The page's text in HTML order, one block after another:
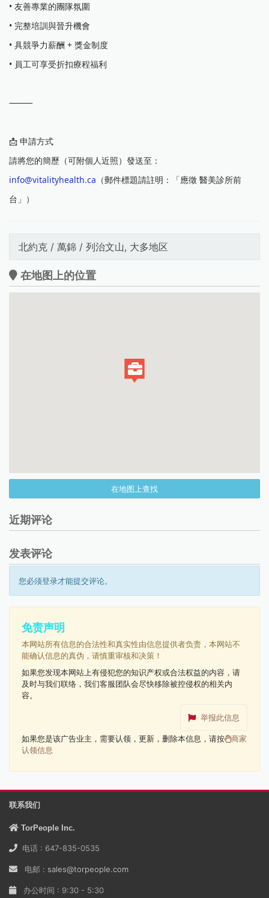
• 友善專業的團隊氛圍
• 完整培訓與晉升機會
• 具競爭力薪酬 + 獎金制度
• 員工可享受折扣療程福利
⸻
📩 申請方式
請將您的簡歷（可附個人近照）發送至：
info@vitalityhealth.ca （郵件標題請註明：「應徵 醫美診所前
台」）
北約克 / 萬錦 / 列治文山, 大多地区
在地图上的位置
在地图上查找
近期评论
发表评论
您必须登录才能提交评论。
免责声明
本网站所有信息的合法性和真实性由信息提供者负责，本网站不
能确认信息的真伪，请慎重审核和决策！
如果您发现本网站上有侵犯您的知识产权或合法权益的内容，请
及时与我们联络，我们客服团队会尽快移除被控侵权的相关内
容。
举报此信息
如果您是该广告业主，需要认领，更新，删除本信息，请按
商家
认领信息
联系我们
TorPeople Inc.
电话 : 647-835-0535
电邮 : sales@torpeople.com
办公时间 : 9:30 - 5:30